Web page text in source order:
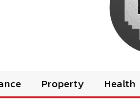
Property Health